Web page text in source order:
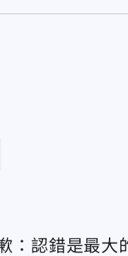
：認錯是最大